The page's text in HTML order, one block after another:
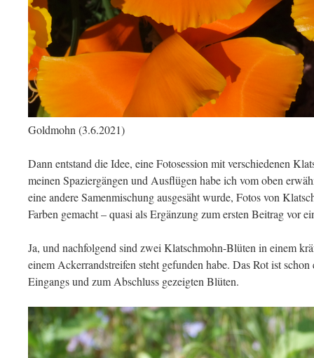
Goldmohn (3.6.2021)
Dann entstand die Idee, eine Fotosession mit verschiedenen
meinen Spaziergängen und Ausflügen habe ich vom oben
eine andere Samenmischung ausgesäht wurde, Fotos von
Farben gemacht – quasi als Ergänzung zum ersten Beitrag vor
Ja, und nachfolgend sind zwei Klatschmohn-Blüten in einem
einem Ackerrandstreifen steht gefunden habe. Das Rot ist
Eingangs und zum Abschluss gezeigten Blüten.